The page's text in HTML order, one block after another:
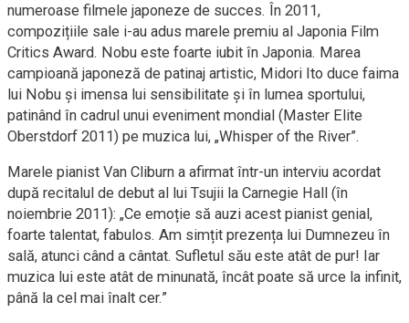
numeroase filmele japoneze de succes. În 2011,
compozițiile sale i-au adus marele premiu al Japonia Film
Critics Award. Nobu este foarte iubit în Japonia. Marea
campioană japoneză de patinaj artistic, Midori Ito duce faima
lui Nobu și imensa lui sensibilitate și în lumea sportului,
patinând în cadrul unui eveniment mondial (Master Elite
Oberstdorf 2011) pe muzica lui, „Whisper of the River”.
Marele pianist Van Cliburn a afirmat într-un interviu acordat
după recitalul de debut al lui Tsujii la Carnegie Hall (în
noiembrie 2011): „Ce emoție să auzi acest pianist genial,
foarte talentat, fabulos. Am simțit prezența lui Dumnezeu în
sală, atunci când a cântat. Sufletul său este atât de pur! Iar
muzica lui este atât de minunată, încât poate să urce la infinit,
până la cel mai înalt cer.”